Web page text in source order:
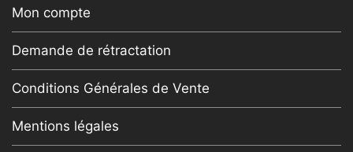
Mon compte
Demande de rétractation
Conditions Générales de Vente
Mentions légales